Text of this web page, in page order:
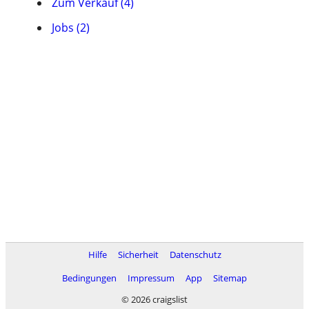
Jobs (2)
Hilfe Sicherheit
Datenschutz
Bedingungen
Impressum App
Sitemap
© 2026 craigslist